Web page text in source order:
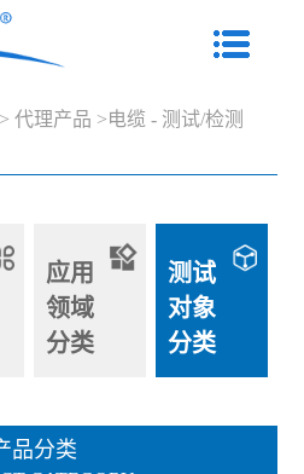
> 代理产品 >电缆 - 测试/检测
应用
领域
分类
测试
对象
分类
品分类